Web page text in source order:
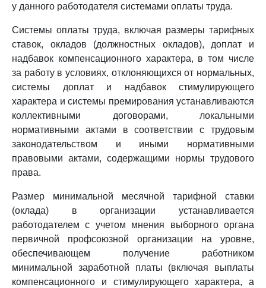
у данного работодателя системами оплаты труда.
Системы оплаты труда, включая размеры тарифных
ставок, окладов (должностных окладов), доплат и
надбавок компенсационного характера, в том числе
за работу в условиях, отклоняющихся от нормальных,
системы доплат и надбавок стимулирующего
характера и системы премирования устанавливаются
коллективными договорами, локальными
нормативными актами в соответствии с трудовым
законодательством и иными нормативными
правовыми актами, содержащими нормы трудового
права.
Размер минимальной месячной тарифной ставки
(оклада) в организации устанавливается
работодателем с учетом мнения выборного органа
первичной профсоюзной организации на уровне,
обеспечивающем получение работником
минимальной заработной платы (включая выплаты
компенсационного и стимулирующего характера, а